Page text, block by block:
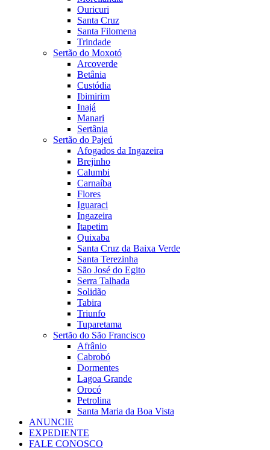
Ouricuri
Santa Cruz
Santa Filomena
Trindade
Sertão do Moxotó
Arcoverde
Betânia
Custódia
Ibimirim
Inajá
Manari
Sertânia
Sertão do Pajeú
Afogados da Ingazeira
Brejinho
Calumbi
Carnaíba
Flores
Iguaraci
Ingazeira
Itapetim
Quixaba
Santa Cruz da Baixa Verde
Santa Terezinha
São José do Egito
Serra Talhada
Solidão
Tabira
Triunfo
Tuparetama
Sertão do São Francisco
Afrânio
Cabrobó
Dormentes
Lagoa Grande
Orocó
Petrolina
Santa Maria da Boa Vista
ANUNCIE
EXPEDIENTE
FALE CONOSCO